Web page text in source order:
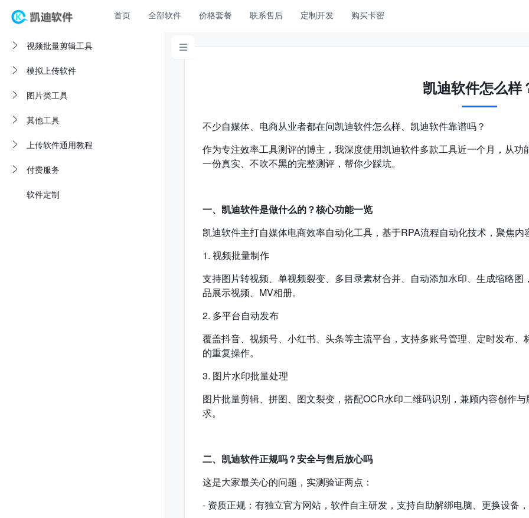
首页 全部软件 价格套餐 联系售后 定制开发 购买卡密
视频批量剪辑工具
模拟上传软件
图片类工具
其他工具
上传软件通用教程
付费服务
软件定制

凯迪软件怎么样
不少自媒体、电商从业者都在问凯迪软件怎么样、凯迪软件靠谱吗？
作为专注效率工具测评的博主，我深度使用凯迪软件多款工具近一个月，从
一份真实、不吹不黑的完整测评，帮你少踩坑。
一、凯迪软件是做什么的？核心功能一览
凯迪软件主打自媒体电商效率自动化工具，基于RPA流程自动化技术，聚焦内
1. 视频批量制作
支持图片转视频、单视频裂变、多目录素材合并、自动添加水印、生成缩略
品展示视频、MV相册。
2. 多平台自动发布
覆盖抖音、视频号、小红书、头条等主流平台，支持多账号管理、定时发布
的重复操作。
3. 图片水印批量处理
图片批量剪辑、拼图、图文裂变，搭配OCR水印二维码识别，兼顾内容创作
求。
二、凯迪软件正规吗？安全与售后放心吗
这是大家最关心的问题，实测验证两点：
- 资质正规：有独立官方网站，软件自主研发，支持自助解绑电脑、更换设备